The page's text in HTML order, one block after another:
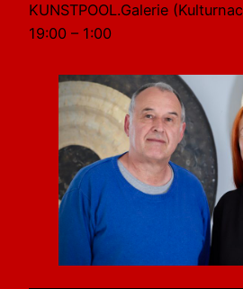
KUNSTPOOL.Galerie
19:00 – 1:00